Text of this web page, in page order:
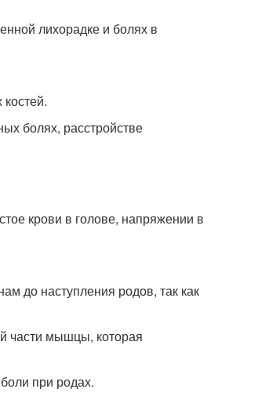
лихорадке и болях в
болях, расстройстве
крови в голове, напряжении в
до наступления родов, так как
части мышцы, которая
при родах.